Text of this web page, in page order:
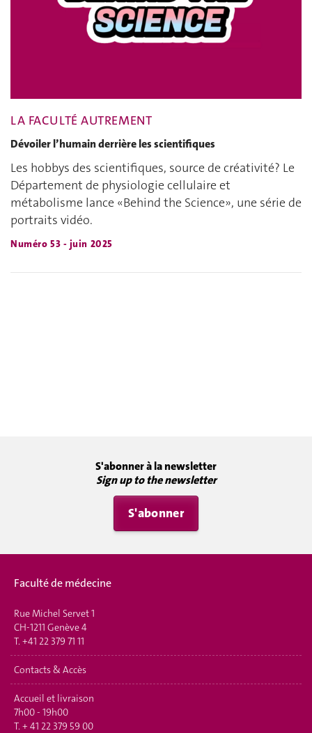
LA FACULTÉ AUTREMENT
Dévoiler l’humain derrière les scientifiques
Les hobbys des scientifiques, source de créativité? Le
Département de physiologie cellulaire et
métabolisme lance «Behind the Science», une série de
portraits vidéo.
Numéro 53 - juin 2025
S'abonner à la newsletter
Sign up to the newsletter
S'abonner
Faculté de médecine
Rue Michel Servet 1
CH-1211 Genève 4
T. +41 22 379 71 11
Contacts & Accès
Accueil et livraison
7h00 - 19h00
T. + 41 22 379 59 00